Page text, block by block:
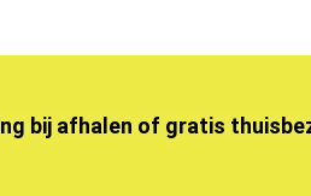
bij afhalen of gratis